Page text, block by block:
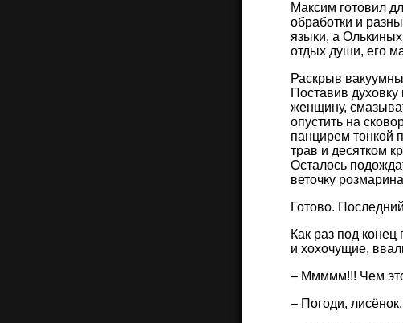
Максим готовил
обработки и
языки, а
отдых души, его
Раскрыв
Поставив
женщину,
опустить на
панцирем тонкой
трав и десятком
Осталось
веточку
Готово.
Как раз под
и хохочущие,
– Ммммм!!! Чем это
– Погоди,